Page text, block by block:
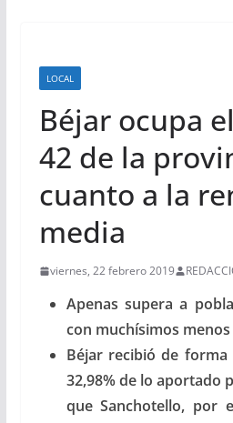
LOCAL
Béjar ocupa
42 de la
cuanto a la
media
viernes, 22 febrero 2019
Apenas supera a
con muchísimos
Béjar recibióde forma
32,98%de lo aportado
que Sanchotello, por